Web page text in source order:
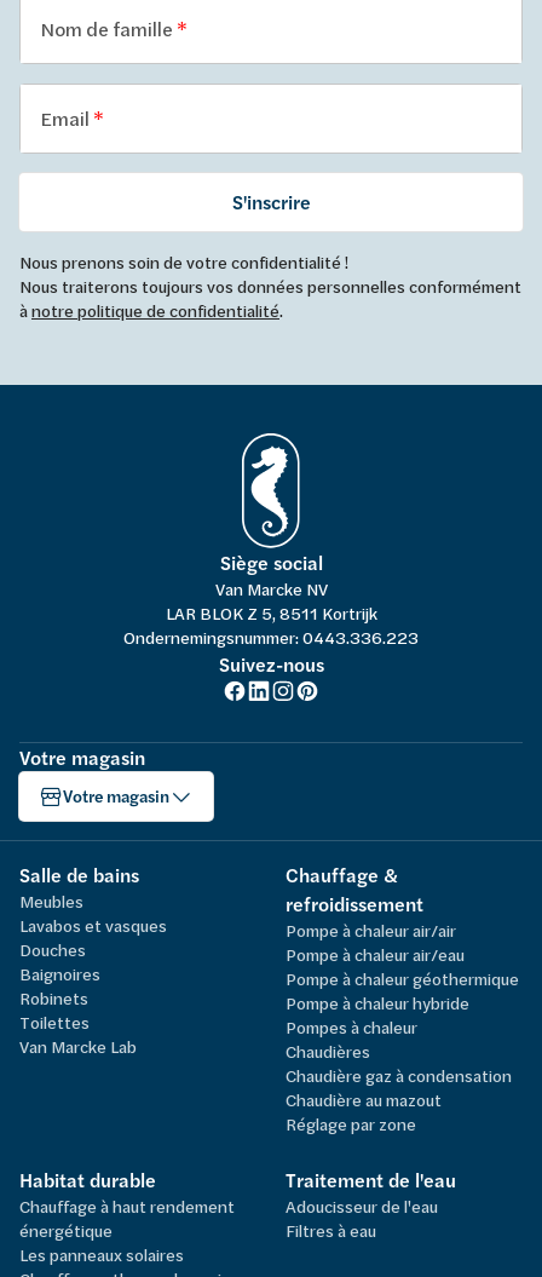
Nom de famille
Email
S'inscrire
Nous prenons soin de votre confidentialité !
Nous traiterons toujours vos données personnelles conformément
ànotre politique de confidentialité.
Siège social
Van Marcke NV
LAR BLOK Z 5, 8511 Kortrijk
Ondernemingsnummer: 0443.336.223
Suivez-nous
Votre magasin
Votre magasin
Salle de bains
Meubles
Lavabos et vasques
Douches
Baignoires
Robinets
Toilettes
Van Marcke Lab
Chauffage &
refroidissement
Pompe à chaleur air/air
Pompe à chaleur air/eau
Pompe à chaleur géothermique
Pompe à chaleur hybride
Pompes à chaleur
Chaudières
Chaudière gaz à condensation
Chaudière au mazout
Réglage par zone
Habitat durable
Chauffage à haut rendement
énergétique
Les panneaux solaires
Traitement de l'eau
Adoucisseur de l'eau
Filtres à eau